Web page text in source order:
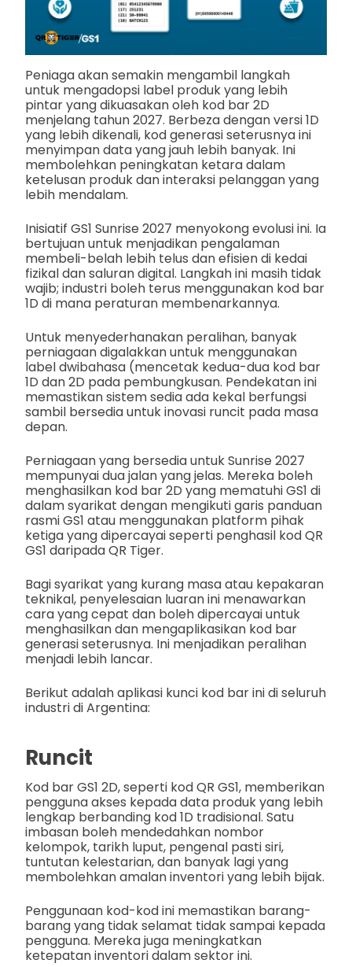
Peniaga akan semakin mengambil langkah
untuk mengadopsi label produk yang lebih
pintar yang dikuasakan oleh kod bar 2D
menjelang tahun 2027. Berbeza dengan versi 1D
yang lebih dikenali, kod generasi seterusnya ini
menyimpan data yang jauh lebih banyak. Ini
membolehkan peningkatan ketara dalam
ketelusan produk dan interaksi pelanggan yang
lebih mendalam.
Inisiatif GS1 Sunrise 2027 menyokong evolusi ini. Ia
bertujuan untuk menjadikan pengalaman
membeli-belah lebih telus dan efisien di kedai
fizikal dan saluran digital. Langkah ini masih tidak
wajib; industri boleh terus menggunakan kod bar
1D di mana peraturan membenarkannya.
Untuk menyederhanakan peralihan, banyak
perniagaan digalakkan untuk menggunakan
label dwibahasa (mencetak kedua-dua kod bar
1D dan 2D pada pembungkusan. Pendekatan ini
memastikan sistem sedia ada kekal berfungsi
sambil bersedia untuk inovasi runcit pada masa
depan.
Perniagaan yang bersedia untuk Sunrise 2027
mempunyai dua jalan yang jelas. Mereka boleh
menghasilkan kod bar 2D yang mematuhi GS1 di
dalam syarikat dengan mengikuti garis panduan
rasmi GS1 atau menggunakan platform pihak
ketiga yang dipercayai seperti penghasil kod QR
GS1 daripada QR Tiger.
Bagi syarikat yang kurang masa atau kepakaran
teknikal, penyelesaian luaran ini menawarkan
cara yang cepat dan boleh dipercayai untuk
menghasilkan dan mengaplikasikan kod bar
generasi seterusnya. Ini menjadikan peralihan
menjadi lebih lancar.
Berikut adalah aplikasi kunci kod bar ini di seluruh
industri di Argentina:
Runcit
Kod bar GS1 2D, seperti kod QR GS1, memberikan
pengguna akses kepada data produk yang lebih
lengkap berbanding kod 1D tradisional. Satu
imbasan boleh mendedahkan nombor
kelompok, tarikh luput, pengenal pasti siri,
tuntutan kelestarian, dan banyak lagi yang
membolehkan amalan inventori yang lebih bijak.
Penggunaan kod-kod ini memastikan barang-
barang yang tidak selamat tidak sampai kepada
pengguna. Mereka juga meningkatkan
ketepatan inventori dalam sektor ini.